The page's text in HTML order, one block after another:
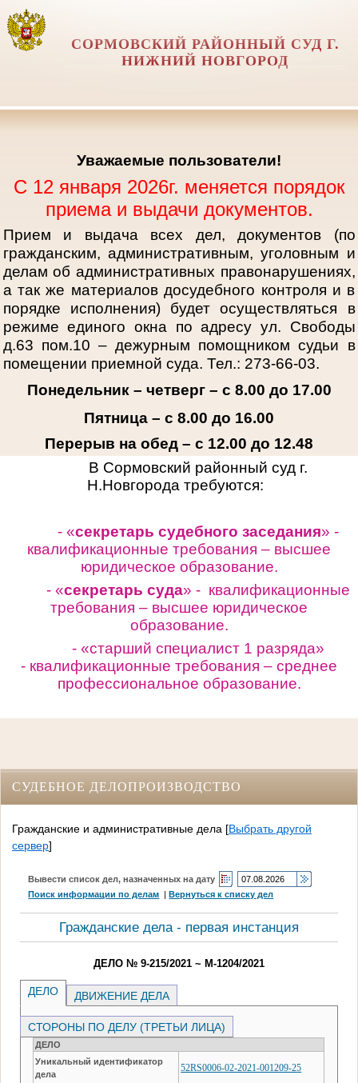
СОРМОВСКИЙ РАЙОННЫЙ СУД Г.
НИЖНИЙ НОВГОРОД
Уважаемые пользователи!
С 12 января 2026г. меняется порядок
приема и выдачи документов.
Прием и выдача всех дел, документов (по
гражданским, административным, уголовным и
делам об административных правонарушениях,
а так же материалов досудебного контроля и в
порядке исполнения) будет осуществляться в
режиме единого окна по адресу ул. Свободы
д.63 пом.10 – дежурным помощником судьи в
помещении приемной суда. Тел.: 273-66-03.
Понедельник – четверг – с 8.00 до 17.00
Пятница – с 8.00 до 16.00
Перерыв на обед – с 12.00 до 12.48
В Сормовский районный суд г.
Н.Новгорода требуются:
- «секретарь судебного заседания» -
квалификационные требования – высшее
юридическое образование.
- «секретарь суда» - квалификационные
требования – высшее юридическое
образование.
- «старший специалист 1 разряда»
- квалификационные требования – среднее
профессиональное образование.
СУДЕБНОЕ ДЕЛОПРОИЗВОДСТВО
Гражданские и административные дела [Выбрать другой
сервер]
Вывести список дел, назначенных на дату
Поиск информации по делам |Вернуться к списку дел
Гражданские дела - первая инстанция
ДЕЛО № 9-215/2021 ~ М-1204/2021
ДЕЛО ДВИЖЕНИЕ ДЕЛА
СТОРОНЫ ПО ДЕЛУ (ТРЕТЬИ ЛИЦА)
ДЕЛО
Уникальный идентификатор
дела
52RS0006-02-2021-001209-25